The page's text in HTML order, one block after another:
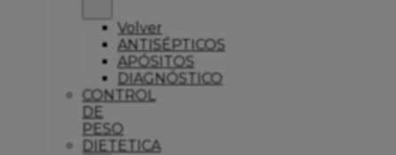
Volver
ANTISÉPTICOS
APÓSITOS
DIAGNÓSTICO
CONTROL
DE
PESO
DIETETICA